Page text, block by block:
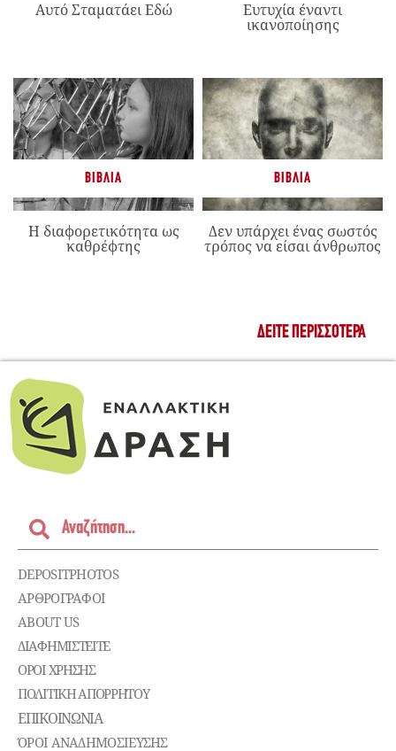
Αυτό Σταματάει Εδώ Ευτυχία έναντι
ικανοποίησης
ΒΙΒΛΊΑ
Η διαφορετικότητα ως
καθρέφτης
ΒΙΒΛΊΑ
Δεν υπάρχει ένας σωστός
τρόπος να είσαι άνθρωπος
ΔΕΊΤΕ ΠΕΡΙΣΣΌΤΕΡΑ
DEPOSITPHOTOS
ΑΡΘΡΟΓΡΑΦΟΙ
ABOUT US
ΔΙΑΦΗΜΙΣΤΕΊΤΕ
ΌΡΟΙ ΧΡΉΣΗΣ
ΠΟΛΙΤΙΚΉ ΑΠΟΡΡΉΤΟΥ
ΕΠΙΚΟΙΝΩΝΊΑ
ΌΡΟΙ ΑΝΑΔΗΜΟΣΙΕΥΣΗΣ